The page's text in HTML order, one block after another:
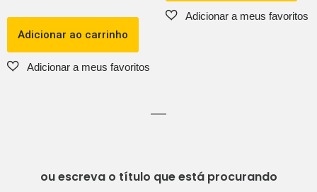
Adicionar ao carrinho
ou escreva o título que está procurando